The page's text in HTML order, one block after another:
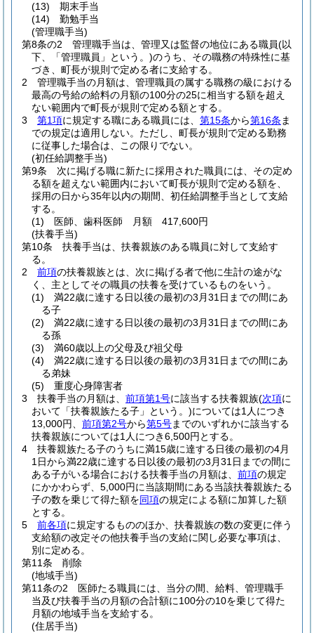
(13)
期末手当
(14)
勤勉手当
(管理職手当)
第8条の2
管理職手当は、管理又は監督の地位にある職員(以
下、「管理職員」という。)のうち、その職務の特殊性に基
づき、町長が規則で定める者に支給する。
2
管理職手当の月額は、管理職員の属する職務の級における
最高の号給の給料の月額の100分の25に相当する額を超え
ない範囲内で町長が規則で定める額とする。
3
第1項に規定する職にある職員には、 第15条から第16条 ま
での規定は適用しない。 ただし、町長が規則で定める勤務
に従事した場合は、この限りでない。
(初任給調整手当)
第9条
次に掲げる職に新たに採用された職員には、その定め
る額を超えない範囲内において町長が規則で定める額を、
採用の日から35年以内の期間、初任給調整手当として支給
する。
(1)
医師、歯科医師 月額 417,600円
(扶養手当)
第10条
扶養手当は、扶養親族のある職員に対して支給す
る。
2
前項の扶養親族とは、次に掲げる者で他に生計の途がな
く、主としてその職員の扶養を受けているものをいう。
(1)
満22歳に達する日以後の最初の3月31日までの間にあ
る子
(2)
満22歳に達する日以後の最初の3月31日までの間にあ
る孫
(3)
満60歳以上の父母及び祖父母
(4)
満22歳に達する日以後の最初の3月31日までの間にあ
る弟妹
(5)
重度心身障害者
3
扶養手当の月額は、 前項第1号に該当する扶養親族(次項に
おいて「扶養親族たる子」という。)については1人につき
13,000円、 前項第2号から第5号までのいずれかに該当する
扶養親族については1人につき6,500円とする。
4
扶養親族たる子のうちに満15歳に達する日後の最初の4月
1日から満22歳に達する日以後の最初の3月31日までの間に
ある子がいる場合における扶養手当の月額は、 前項の規定
にかかわらず、5,000円に当該期間にある当該扶養親族たる
子の数を乗じて得た額を同項の規定による額に加算した額
とする。
5
前各項に規定するもののほか、扶養親族の数の変更に伴う
支給額の改定その他扶養手当の支給に関し必要な事項は、
別に定める。
第11条
削除
(地域手当)
第11条の2
医師たる職員には、当分の間、給料、管理職手
当及び扶養手当の月額の合計額に100分の10を乗じて得た
月額の地域手当を支給する。
(住居手当)